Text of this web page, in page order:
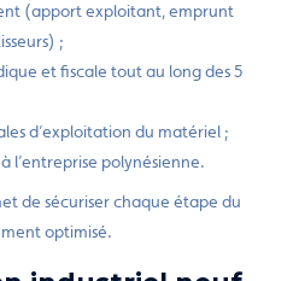
(apport exploitant, emprunt
;
et fiscale tout au long des 5
d’exploitation du matériel ;
l’entreprise polynésienne.
de sécuriser chaque étape du
optimisé.